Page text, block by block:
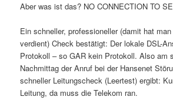
Aber was ist das? NO CONNECTION TO
Ein schneller, professioneller (damit hat
verdient) Check bestätigt: Der lokale DSL-
Protokoll – so GAR kein Protokoll. Also am
Nachmittag der Anruf bei der Hansenet
schneller Leitungscheck (Leertest) ergibt:
Leitung, da muss die Telekom ran.